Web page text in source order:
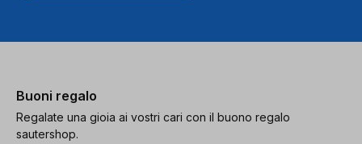
Buoni regalo
Regalate una gioia ai vostri cari con il buono regalo
sautershop.